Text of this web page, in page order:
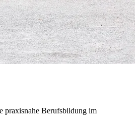
praxisnahe Berufsbildung im